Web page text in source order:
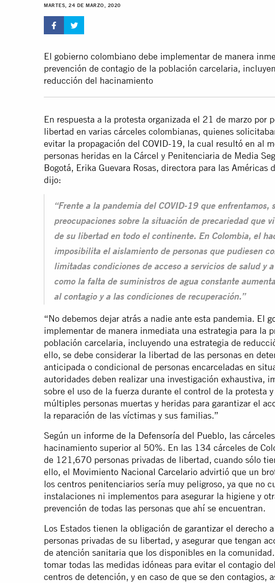
MARTES, 24 DE MARZO, 2020
El gobierno colombiano debe implementar de manera
prevención de contagio de la población carcelaria,
reducción del hacinamiento
En respuesta a la protesta organizada el 21 de marzo por
libertad en varias cárceles colombianas, quienes
evitar la propagación del COVID-19, la cual resultó en al
personas heridas en la Cárcel y Penitenciaria de Media
Bogotá, Erika Guevara Rosas, directora para las
dijo:
“Frente a la pandemia del COVID-19 que enfrentamos,
preocupaciones sobre la situación de precariedad que
de su libertad en todo el continente. En Colombia, el
imposibilita el aislamiento de personas que pudiesen
limitadas condiciones de acceso a servicios de salud y
como la falta de suministros de agua constante
al contagio y a las condiciones de recuperación.”
“No debemos dejar atrás a nadie ante esta pandemia. El
implementar de manera inmediata una estrategia para la
población carcelaria, incluyendo una estrategia de
ello, se debe considerar la libertad de las personas en
anticipada o condicional de personas encarceladas en
autoridades deben realizar una investigación exhaustiva,
sobre el uso de la fuerza durante el control de la protesta
múltiples personas muertas y heridas para garantizar el
la reparación de las víctimas y sus familias.”
Según un informe de la Defensoría del Pueblo, las
hacinamiento superior al 50%. En las 134 cárceles de
de 121,670 personas privadas de libertad, cuando sólo
ello, el Movimiento Nacional Carcelario advirtió que un
los centros penitenciarios sería muy peligroso, ya que no
instalaciones ni implementos para asegurar la higiene y
prevención de todas las personas que ahí se encuentran.
Los Estados tienen la obligación de garantizar el derecho
personas privadas de su libertad, y asegurar que tengan
de atención sanitaria que los disponibles en la
tomar todas las medidas idóneas para evitar el contagio
centros de detención, y en caso de que se den contagios,